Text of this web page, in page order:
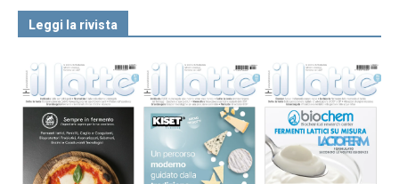
Leggi la rivista